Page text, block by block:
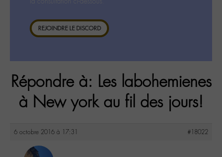
REJOINDRE LE DISCORD
Répondre à: Les labohemienes
à New york au fil des jours!
6 octobre 2016 à 17:31 #18022